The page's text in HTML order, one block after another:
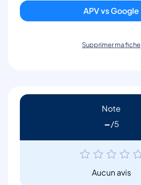
APV vs Google
Supprimer ma fiche
Note
-
Aucun avis